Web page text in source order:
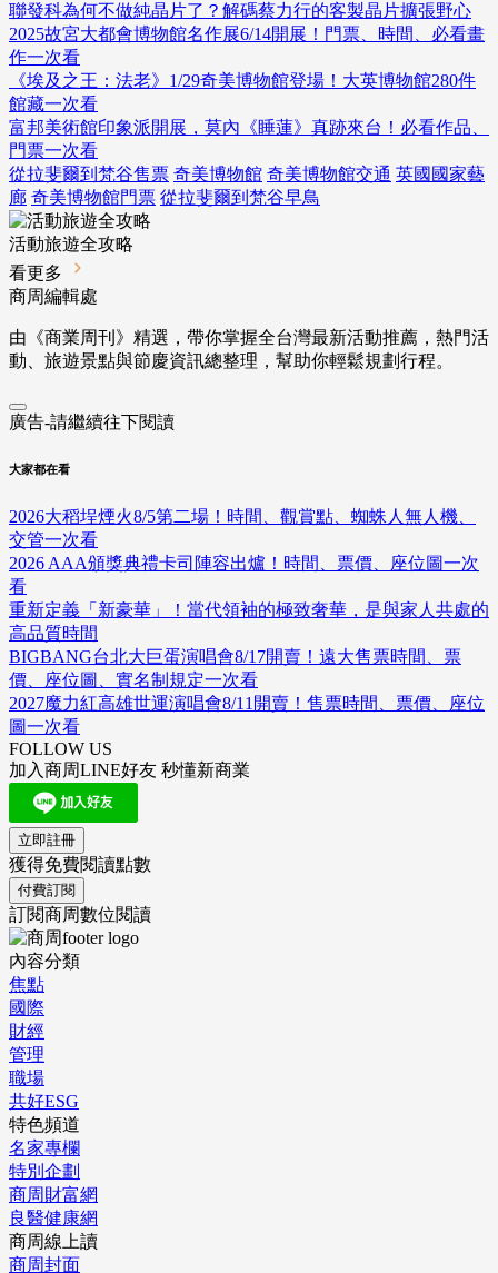
聯發科為何不做純晶片了？解碼蔡力行的客製晶片擴張野心
2025故宮大都會博物館名作展6/14開展！門票、時間、必看畫
作一次看
《埃及之王：法老》1/29奇美博物館登場！大英博物館280件
館藏一次看
富邦美術館印象派開展，莫內《睡蓮》真跡來台！必看作品、
門票一次看
從拉斐爾到梵谷售票 奇美博物館 奇美博物館交通 英國國家藝
廊 奇美博物館門票 從拉斐爾到梵谷早鳥
活動旅遊全攻略
看更多
商周編輯處
由《商業周刊》精選，帶你掌握全台灣最新活動推薦，熱門活
動、旅遊景點與節慶資訊總整理，幫助你輕鬆規劃行程。
廣告-請繼續往下閱讀
大家都在看
2026大稻埕煙火8/5第二場！時間、觀賞點、蜘蛛人無人機、
交管一次看
2026 AAA頒獎典禮卡司陣容出爐！時間、票價、座位圖一次
看
重新定義「新豪華」！當代領袖的極致奢華，是與家人共處的
高品質時間
BIGBANG台北大巨蛋演唱會8/17開賣！遠大售票時間、票
價、座位圖、實名制規定一次看
2027魔力紅高雄世運演唱會8/11開賣！售票時間、票價、座位
圖一次看
FOLLOW US
加入商周LINE好友 秒懂新商業
立即註冊
獲得免費閱讀點數
付費訂閱
訂閱商周數位閱讀
內容分類
焦點
國際
財經
管理
職場
共好ESG
特色頻道
名家專欄
特別企劃
商周財富網
良醫健康網
商周線上讀
商周封面